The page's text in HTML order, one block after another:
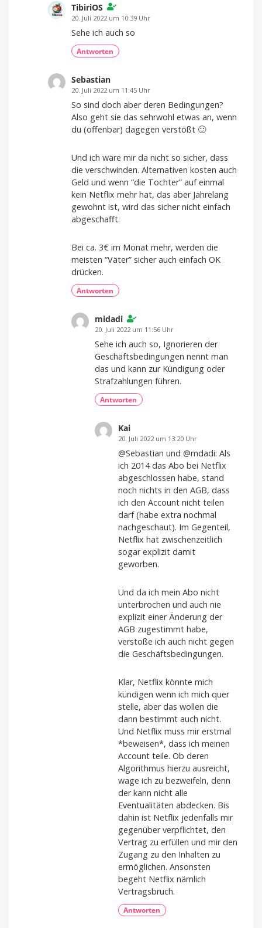
TibiriOS
20. Juli 2022 um 10:39 Uhr
Sehe ich auch so
Antworten
Sebastian
20. Juli 2022 um 11:45 Uhr
So sind doch aber deren Bedingungen?
Also geht sie das sehrwohl etwas an, wenn
du (offenbar) dagegen verstößt 🙂
Und ich wäre mir da nicht so sicher, dass
die verschwinden. Alternativen kosten auch
Geld und wenn “die Tochter” auf einmal
kein Netflix mehr hat, das aber Jahrelang
gewohnt ist, wird das sicher nicht einfach
abgeschafft.
Bei ca. 3€ im Monat mehr, werden die
meisten “Väter” sicher auch einfach OK
drücken.
Antworten
midadi
20. Juli 2022 um 11:56 Uhr
Sehe ich auch so, Ignorieren der
Geschäftsbedingungen nennt man
das und kann zur Kündigung oder
Strafzahlungen führen.
Antworten
Kai
20. Juli 2022 um 13:20 Uhr
@Sebastian und @mdadi: Als
ich 2014 das Abo bei Netflix
abgeschlossen habe, stand
noch nichts in den AGB, dass
ich den Account nicht teilen
darf (habe extra nochmal
nachgeschaut). Im Gegenteil,
Netflix hat zwischenzeitlich
sogar explizit damit
geworben.
Und da ich mein Abo nicht
unterbrochen und auch nie
explizit einer Änderung der
AGB zugestimmt habe,
verstoße ich auch nicht gegen
die Geschäftsbedingungen.
Klar, Netflix könnte mich
kündigen wenn ich mich quer
stelle, aber das wollen die
dann bestimmt auch nicht.
Und Netflix muss mir erstmal
*beweisen*, dass ich meinen
Account teile. Ob deren
Algorithmus hierzu ausreicht,
wage ich zu bezweifeln, denn
der kann nicht alle
Eventualitäten abdecken. Bis
dahin ist Netflix jedenfalls mir
gegenüber verpflichtet, den
Vertrag zu erfüllen und mir den
Zugang zu den Inhalten zu
ermöglichen. Ansonsten
begeht Netflix nämlich
Vertragsbruch.
Antworten